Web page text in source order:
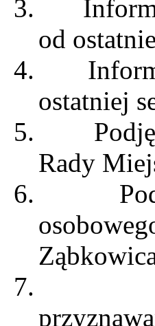
3.
od
4.
ostatniej
5.
Rady
6.
7.